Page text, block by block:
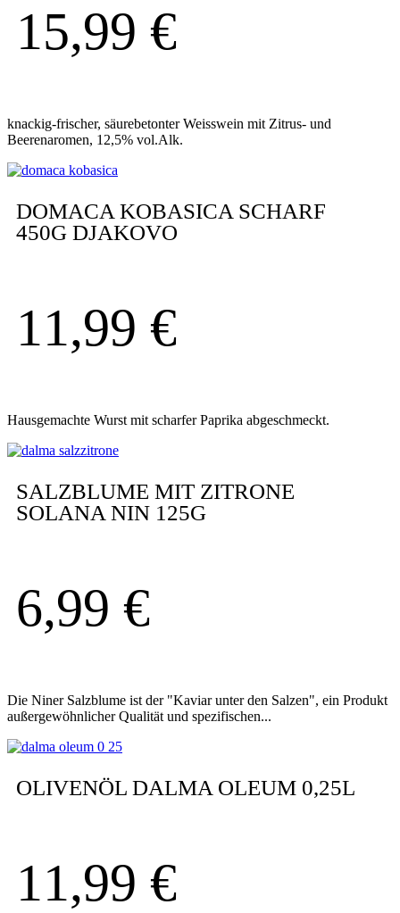
15,99 €
knackig-frischer, säurebetonter Weisswein mit Zitrus- und
Beerenaromen, 12,5% vol.Alk.
DOMACA KOBASICA SCHARF
450G DJAKOVO
11,99 €
Hausgemachte Wurst mit scharfer Paprika abgeschmeckt.
SALZBLUME MIT ZITRONE
SOLANA NIN 125G
6,99 €
Die Niner Salzblume ist der "Kaviar unter den Salzen", ein Produkt
außergewöhnlicher Qualität und spezifischen...
OLIVENÖL DALMA OLEUM 0,25L
11,99 €